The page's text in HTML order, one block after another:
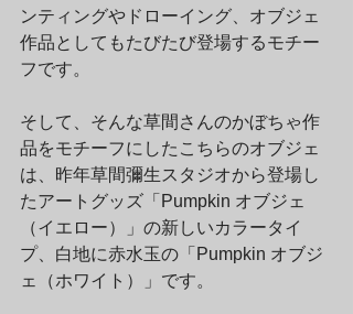
ンティングやドローイング、オブジェ
作品としてもたびたび登場するモチー
フです。
そして、そんな草間さんのかぼちゃ作
品をモチーフにしたこちらのオブジェ
は、昨年草間彌生スタジオから登場し
たアートグッズ「Pumpkin オブジェ
（イエロー）」の新しいカラータイ
プ、白地に赤水玉の「Pumpkin オブジ
ェ（ホワイト）」です。